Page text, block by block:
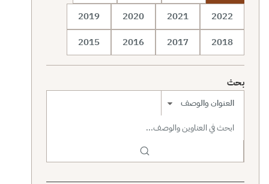
2022
2021
2020
2019
2018
2017
2016
2015
بحث
نطاق البحث